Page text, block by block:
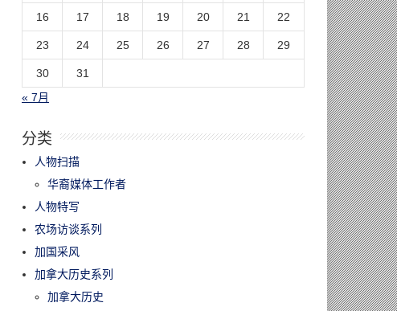
16 17 18 19 20 21 22
23 24 25 26 27 28 29
30
31
« 7月
分类
人物扫描
华裔媒体工作者
人物特写
农场访谈系列
加国采风
加拿大历史系列
加拿大历史